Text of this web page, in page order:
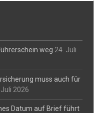
weg 24. Juli
muss auch für
2026
Datum auf Brief führt